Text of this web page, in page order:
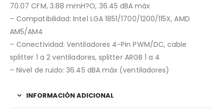
70.07 CFM, 3.88 mmH?O, 36.45 dBA máx
– Compatibilidad: Intel LGA 1851/1700/1200/115X, AMD
AM5/AM4
– Conectividad: Ventiladores 4-Pin PWM/DC, cable
splitter 1 a 2 ventiladores, splitter ARGB 1 a 4
– Nivel de ruido: 36.45 dBA máx (ventiladores)
INFORMACIÓN ADICIONAL